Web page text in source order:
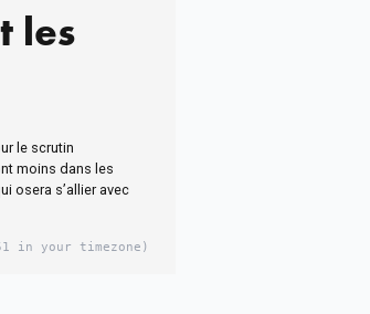
les
le scrutin
moins dans les
osera s’allier avec
in your timezone)